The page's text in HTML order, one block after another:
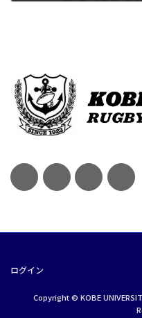
2024年2月3日
ログイン
Copyright © KOBE